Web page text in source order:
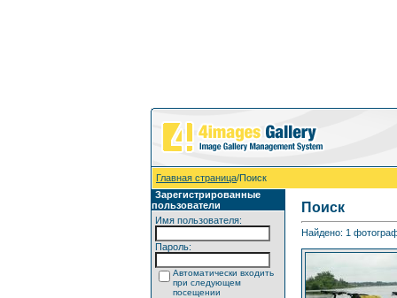
Главная страница/Поиск
Зарегистрированные
пользователи
Имя пользователя:
Пароль:
Автоматически входить
при следующем
посещении
Поиск
Найдено: 1